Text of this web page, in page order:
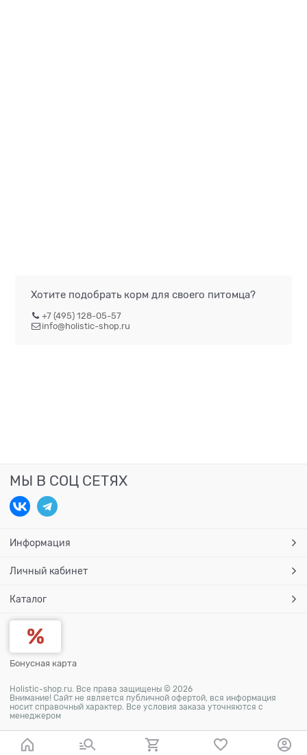
Хотите подобрать корм для своего питомца?
+7 (495) 128-05-57
info@holistic-shop.ru
МЫ В СОЦ СЕТЯХ
Информация
Личный кабинет
Каталог
Бонусная карта
Holistic-shop.ru. Все права защищены © 2026
Внимание! Сайт не является публичной офертой, вся информация
носит справочный характер. Все условия заказа уточняются с
менеджером